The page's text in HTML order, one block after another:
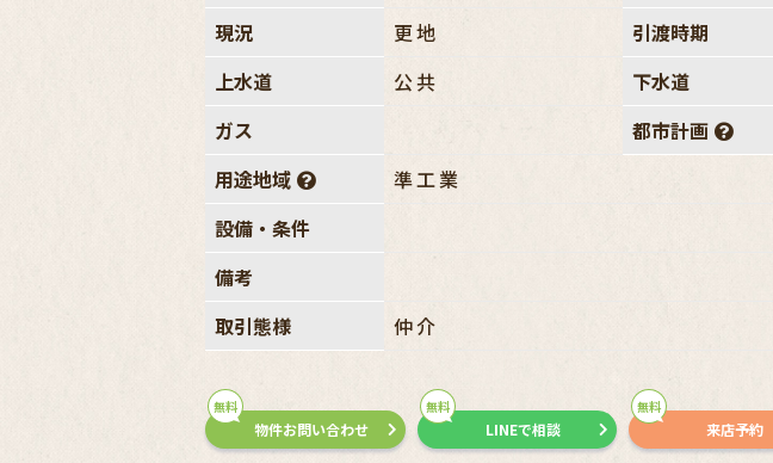
現況
更地 引渡時期
上水道
公共 下水道
ガス
都市計画
用途地域
準工業
設備・条件
備考
取引態様
仲介
無料
物件お問い合わせ
無料
LINEで相談
無料
来店予約